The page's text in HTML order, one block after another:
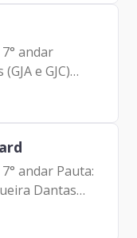
andar
e GJC)
Vinicius
de
andar Pauta:
Dantas